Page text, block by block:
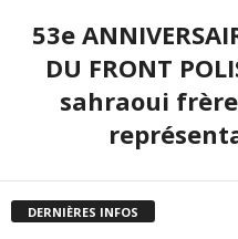
53e
DU FRONT
sahraoui
DERNIÈRES INFOS